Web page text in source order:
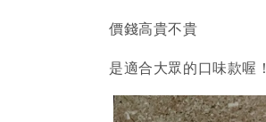
價錢高貴不貴
是適合大眾的口味款喔！